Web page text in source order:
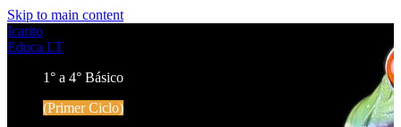
Skip to main content
Icarito
Educa LT
1° a 4° Básico
(Primer Ciclo)